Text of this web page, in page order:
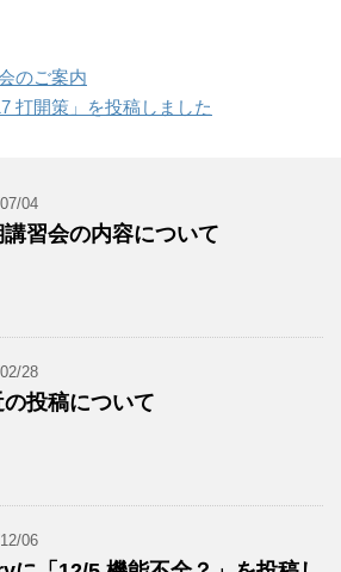
のご案内
打開策」を投稿しました
04
講習会の内容について
28
投稿について
06